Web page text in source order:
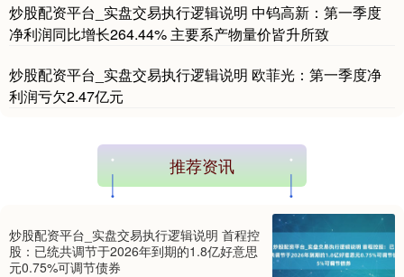
国债指数
炒股配资平台_实盘交易执行逻辑说明 中钨高新：第一季度
净利润同比增长264.44% 主要系产物量价皆升所致
炒股配资平台_实盘交易执行逻辑说明 欧菲光：第一季度净
利润亏欠2.47亿元
推荐资讯
炒股配资平台_实盘交易执行逻辑说明 首程控
股：已统共调节于2026年到期的1.8亿好意思
元0.75%可调节债券